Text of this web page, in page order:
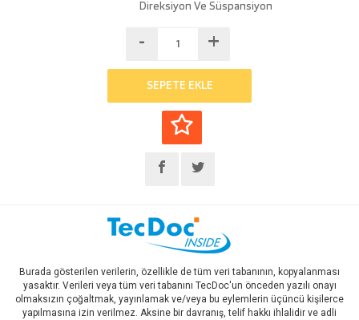
Direksiyon Ve Süspansiyon
- +
SEPETE EKLE
Burada gösterilen verilerin, özellikle de tüm veri tabanının, kopyalanması
yasaktır. Verileri veya tüm veri tabanını TecDoc'un önceden yazılı onayı
olmaksızın çoğaltmak, yayınlamak ve/veya bu eylemlerin üçüncü kişilerce
yapılmasına izin verilmez. Aksine bir davranış, telif hakkı ihlalidir ve adli